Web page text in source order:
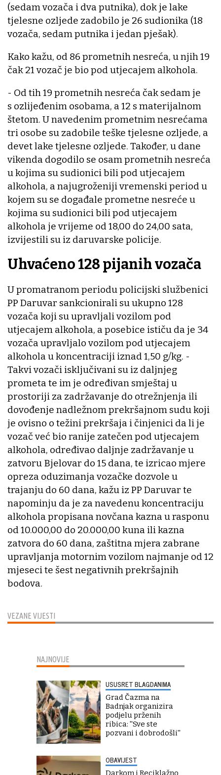
VEZANE VIJESTI
(sedam vozača i dva putnika), dok je lake
tjelesne ozljede zadobilo je 26 sudionika (18
vozača, sedam putnika i jedan pješak).
Kako kažu, od 86 prometnih nesreća, u njih 19
čak 21 vozač je bio pod utjecajem alkohola.
- Od tih 19 prometnih nesreća čak sedam je
s ozlijeđenim osobama, a 12 s materijalnom
štetom. U navedenim prometnim nesrećama
tri osobe su zadobile teške tjelesne ozljede, a
devet lake tjelesne ozljede. Također, u dane
vikenda dogodilo se osam prometnih nesreća
u kojima su sudionici bili pod utjecajem
alkohola, a najugroženiji vremenski period u
kojem su se događale prometne nesreće u
kojima su sudionici bili pod utjecajem
alkohola je vrijeme od 18,00 do 24,00 sata,
izvijestili su iz daruvarske policije.
Uhvaćeno 128 pijanih vozača
U promatranom periodu policijski službenici
PP Daruvar sankcionirali su ukupno 128
vozača koji su upravljali vozilom pod
utjecajem alkohola, a posebice ističu da je 34
vozača upravljalo vozilom pod utjecajem
alkohola u koncentraciji iznad 1,50 g/kg. -
Takvi vozači isključivani su iz daljnjeg
prometa te im je određivan smještaj u
prostoriji za zadržavanje do otrežnjenja ili
dovođenje nadležnom prekršajnom sudu koji
je ovisno o težini prekršaja i činjenici da li je
vozač već bio ranije zatečen pod utjecajem
alkohola, određivao daljnje zadržavanje u
zatvoru Bjelovar do 15 dana, te izricao mjere
opreza oduzimanja vozačke dozvole u
trajanju do 60 dana, kažu iz PP Daruvar te
napominju da je za navedenu koncentraciju
alkohola propisana novčana kazna u rasponu
od 10.000,00 do 20.000,00 kuna ili kazna
zatvora do 60 dana, zaštitna mjera zabrane
upravljanja motornim vozilom najmanje od 12
mjeseci te šest negativnih prekršajnih
bodova.
NAJNOVIJE
USUSRET BLAGDANIMA
Grad Čazma na
Badnjak organizira
podjelu prženih
ribica: ''Sve ste
pozvani i dobrodošli''
OBAVIJEST
Darkom i Reciklažno